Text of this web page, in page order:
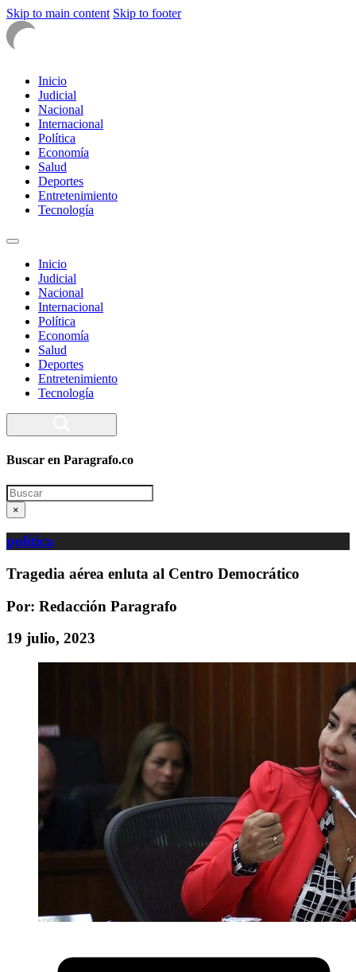
Skip to main content Skip to footer
Inicio
Judicial
Nacional
Internacional
Política
Economía
Salud
Deportes
Entretenimiento
Tecnología
Inicio
Judicial
Nacional
Internacional
Política
Economía
Salud
Deportes
Entretenimiento
Tecnología
Buscar en Paragrafo.co
Search
×
política
Tragedia aérea enluta al Centro Democrático
Por: Redacción Paragrafo
19 julio, 2023